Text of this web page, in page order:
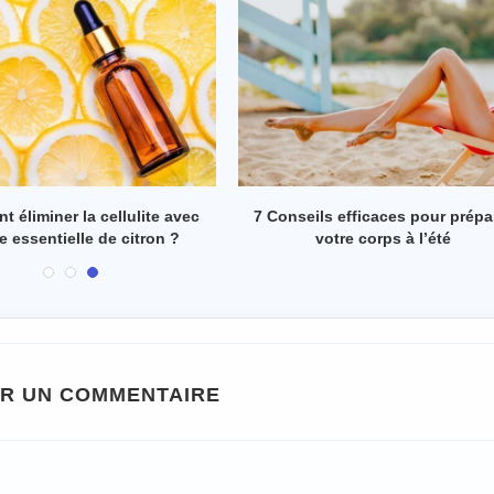
réussir à perdre sa cellulite
en 2 semaines ?
4 astuces efficaces pour
toxines du corps
UN COMMENTAIRE